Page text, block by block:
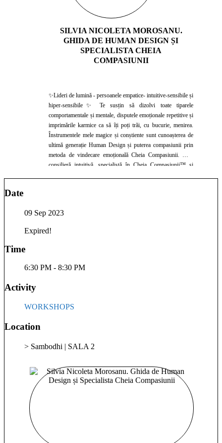
SILVIA NICOLETA MOROSANU.
GHIDA DE HUMAN DESIGN ȘI
SPECIALISTA CHEIA
COMPASIUNII
✨Lideri de lumină - persoanele empatice- intuitive-sensibile și
hiper-sensibile✨ Te susțin să dizolvi toate tiparele
comportamentale și mentale, disputele emoționale repetitive și
imprimările karmice ca să îți poți trăi, cu bucurie, menirea.
Înstrumentele mele magice și conștiente sunt cunoașterea de
ultimă generație Human Design și puterea compasiunii prin
metoda de vindecare emoțională Cheia Compasiunii. Sunt
consilieră intuitivă, specialistă în Cheia Compasiunii™ și
făcut numeroase ore de practică cu oameni din toată lumea dar
au schimbat și pregătit câmpul ființei mele, pe toate planurile,
bine m-aș pregăti eu, nu pot face nimic singură. În acest gen
și să aducem mai multă bucurie și libertate în viața ta și în
Date
09 Sep 2023
Expired!
Time
6:30 PM - 8:30 PM
Activity
WORKSHOPS
Location
> Sambodhi | SALA 2